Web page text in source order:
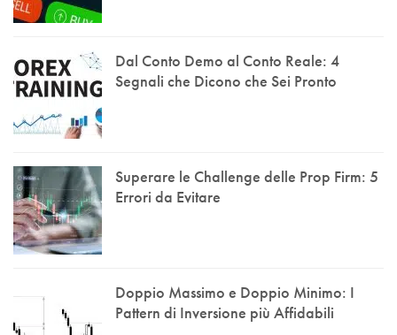
Dal Conto Demo al Conto Reale: 4
Segnali che Dicono che Sei Pronto
Superare le Challenge delle Prop Firm: 5
Errori da Evitare
Doppio Massimo e Doppio Minimo: I
Pattern di Inversione più Affidabili